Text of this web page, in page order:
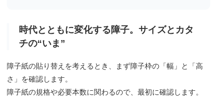
時代とともに変化する障子。サイズとカタ
チの“いま”
障子紙の貼り替えを考えるとき、まず障子枠の「幅」と「高
さ」を確認します。
障子紙の規格や必要本数に関わるので、最初に確認します。